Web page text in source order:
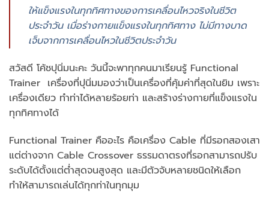
ให้แข็งแรงในทุกทิศทางของการเคลื่อนไหวจริงในชีวิต
ประจำวัน เมื่อร่างกายแข็งแรงในทุกทิศทาง ไม่มีทางบาด
เจ็บจากการเคลื่อนไหวในชีวิตประจำวัน
สวัสดี โค้ชปุนิ่มนะคะ วันนี้จะพาทุกคนมาเรียนรู้ Functional
Trainer เครื่องที่ปุนิ่มมองว่าเป็นเครื่องที่คุ้มค่าที่สุดในยิม เพราะ
เครื่องเดียว ทำท่าได้หลายร้อยท่า และสร้างร่างกายที่แข็งแรงใน
ทุกทิศทางได้
Functional Trainer คืออะไร คือเครื่อง Cable ที่มีรอกสองเสา
แต่ต่างจาก Cable Crossover ธรรมดาตรงที่รอกสามารถปรับ
ระดับได้ตั้งแต่ต่ำสุดจนสูงสุด และมีตัวจับหลายชนิดให้เลือก
ทำให้สามารถเล่นได้ทุกท่าในทุกมุม